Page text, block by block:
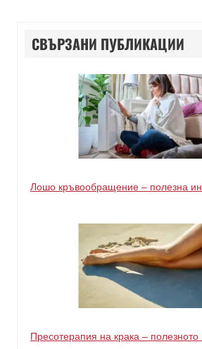
СВЪРЗАНИ ПУБЛИКАЦИИ
Лошо кръвообращение – полезна
Пресотерапия на крака – полезното